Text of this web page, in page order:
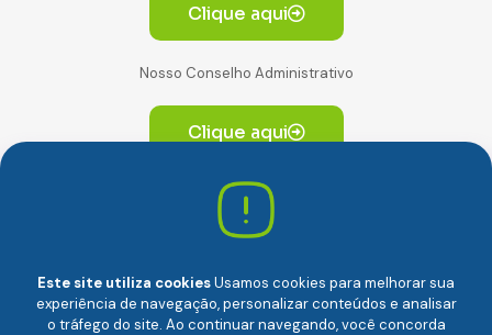
Clique aqui
Nosso Conselho Administrativo
Clique aqui
Av. Paulista, 2064. Conjunto 14, (Edifício Paulista) -
CEP 01310-928 Consolação – São Paulo/SP
Este site utiliza cookiesUsamos cookies para melhorar sua
experiência de navegação, personalizar conteúdos e analisar
o tráfego do site. Ao continuar navegando, você concorda